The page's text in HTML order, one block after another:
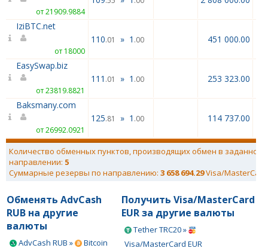
от 21909.9884
IziBTC.net
от 18000
110.01 » 1 .00 451 000.00
EasySwap.biz
от 23819.8821
111 .01 » 1 .00 253 323.00
Baksmany.com
от 26992.0921
125.81 » 1 .00 114 737.00
Количество обменных пунктов, производящих обмен в заданном
направлении: 5
Суммарные резервы по направлению: 3 658 694.29Visa/MasterCard
Обменять AdvCash
RUB на другие
валюты
AdvCash RUB »
Bitcoin
Получить Visa/MasterCard
EUR за другие валюты
Tether TRC20 »
Visa/MasterCard EUR